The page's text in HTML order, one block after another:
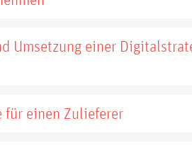
Umsetzung einer
für einen Zulieferer